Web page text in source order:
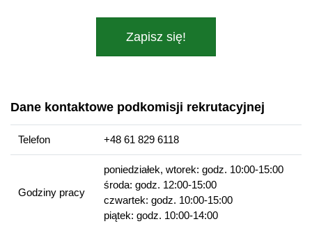
projekty inwestycyjne
Wydziałowa strona kierunku
Zapisz się!
Dane kontaktowe podkomisji rekrutacyjnej
Telefon +48 61 829 6118
Godziny pracy
poniedziałek, wtorek: godz. 10:00-15:00
środa: godz. 12:00-15:00
czwartek: godz. 10:00-15:00
piątek: godz. 10:00-14:00